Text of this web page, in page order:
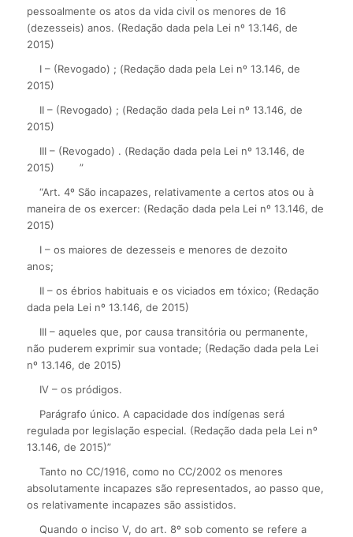
pessoalmente os atos da vida civil os menores de 16
(dezesseis) anos. (Redação dada pela Lei nº 13.146, de
2015)
I – (Revogado) ; (Redação dada pela Lei nº 13.146, de
2015)
II – (Revogado) ; (Redação dada pela Lei nº 13.146, de
2015)
III – (Revogado) . (Redação dada pela Lei nº 13.146, de
2015)
”
“Art. 4º São incapazes, relativamente a certos atos ou à
maneira de os exercer: (Redação dada pela Lei nº 13.146, de
2015)
I – os maiores de dezesseis e menores de dezoito
anos;
II – os ébrios habituais e os viciados em tóxico; (Redação
dada pela Lei nº 13.146, de 2015)
III – aqueles que, por causa transitória ou permanente,
não puderem exprimir sua vontade; (Redação dada pela Lei
nº 13.146, de 2015)
IV – os pródigos.
Parágrafo único. A capacidade dos indígenas será
regulada por legislação especial. (Redação dada pela Lei nº
13.146, de 2015)”
Tanto no CC/1916, como no CC/2002 os menores
absolutamente incapazes são representados, ao passo que,
os relativamente incapazes são assistidos.
Quando o inciso V, do art. 8º sob comento se refere a